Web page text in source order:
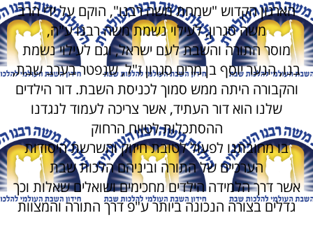
הארגון הקדוש "שמחת משה רבנו", הוקם על ידי הרב
משה סגרון, לעילוי נשמת משה רבנו ע"ה,
מוסר התורה והשבת לעם ישראל, וגם לעילוי נשמת
בנו, הנער יוסף בן מרים סגרון ז"ל, שנפטר בערב שבת,
והקבורה היתה ממש סמוך לכניסת השבת. דור הילדים
שלנו הוא דור העתיד, אשר צריכה לעמוד לנגדנו
ההסתכלות לטווח הרחוק
בו מחובתנו לפעול לטובת חיזוק והשרשת היסודות
הערכיים של התורה וביניהם הלכות שבת
אשר דרך הלמידה הילדים מחכימים ושואלים שאלות וכך
גדלים בצורה הנכונה ביותר ע"פ דרך התורה והמצוות